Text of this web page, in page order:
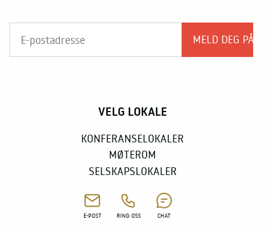
VELG LOKALE
KONFERANSELOKALER
MØTEROM
SELSKAPSLOKALER
E-POST RING OSS CHAT